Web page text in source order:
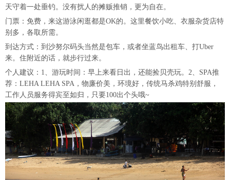
天守着一处垂钓。没有扰人的摊贩推销，更为自在。
门票：免费，来这游泳闲逛都是OK的。这里餐饮小吃、衣服杂货店特
别多，各取所需。
到达方式：到沙努尔码头当然是包车，或者坐蓝鸟出租车、打Uber
来。住附近的话，就步行过来。
个人建议：1、游玩时间：早上来看日出，还能捡贝壳玩。2、SPA推
荐：LEHA LEHA SPA，物廉价美，环境好，传统马杀鸡特别舒服，
工作人员服务得宾至如归，只要100出个头哦~